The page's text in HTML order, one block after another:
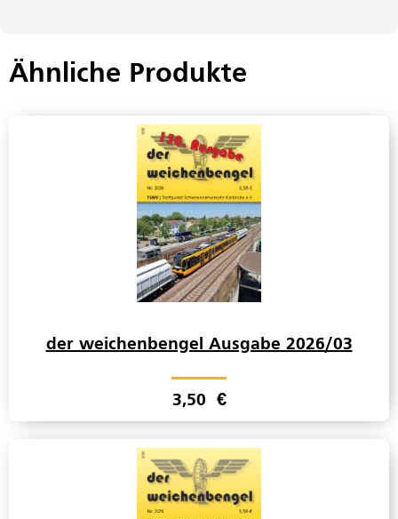
Ähnliche Produkte
der weichenbengel Ausgabe 2026/03
3,50 €